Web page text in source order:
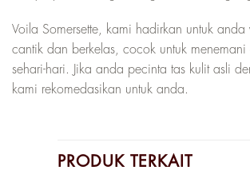
Voila Somersette, kami hadirkan untuk
cantik dan berkelas, cocok untuk
sehari-hari. Jika anda pecinta tas kulit asli
kami rekomedasikan untuk anda.
PRODUK TERKAIT